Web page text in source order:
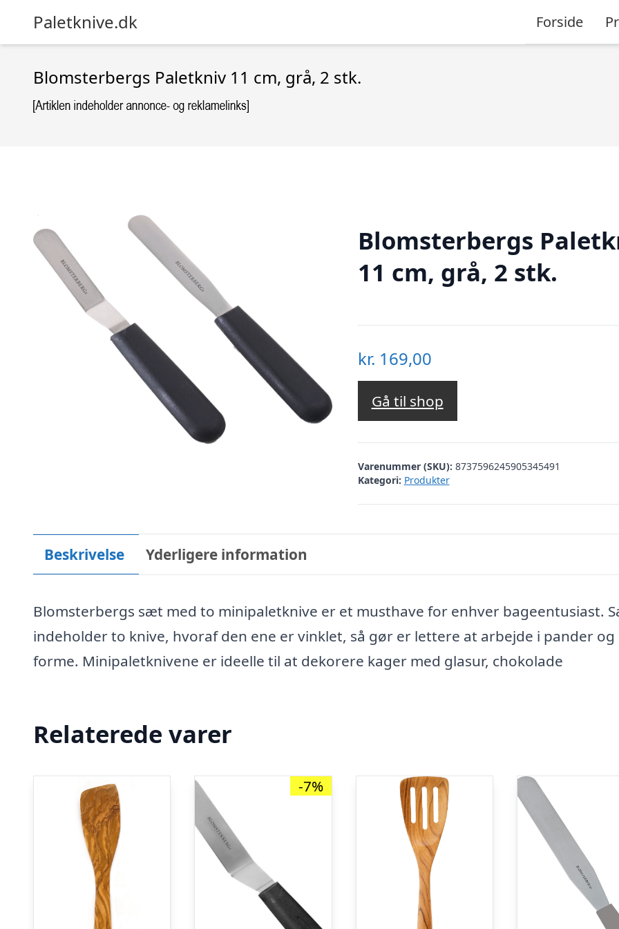
Paletknive.dk Forside
Blomsterbergs Paletkniv 11 cm, grå, 2 stk.
Blomsterbergs
11 cm, grå, 2 stk.
kr. 169,00
Gå til shop
Varenummer (SKU): 8737596245905345491
Kategori: Produkter
Beskrivelse Yderligere information
Blomsterbergs sæt med to minipaletknive er et musthave for enhver bageentusiast.
indeholder to knive, hvoraf den ene er vinklet, så gør er lettere at arbejde i pander og
forme. Minipaletknivene er ideelle til at dekorere kager med glasur, chokolade
Relaterede varer
-7%